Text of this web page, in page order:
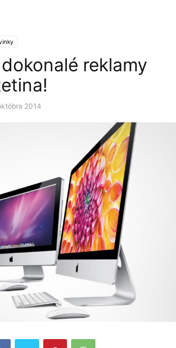
reklamy
2014